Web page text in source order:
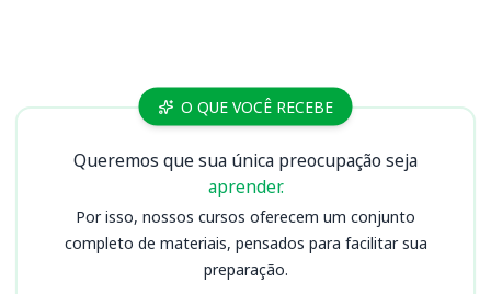
Cursos O QUE VOCÊ RECEBE
Queremos que sua única preocupação seja
aprender.
Por isso, nossos cursos oferecem um conjunto
completo de materiais, pensados para facilitar sua
preparação.